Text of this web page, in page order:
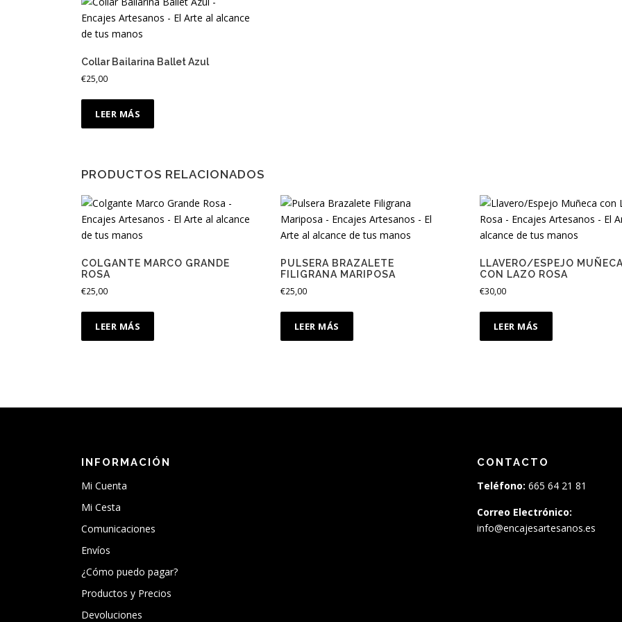
Collar Bailarina Ballet Azul
€25,00
LEER MÁS
PRODUCTOS RELACIONADOS
COLGANTE MARCO GRANDE
ROSA
€25,00
LEER MÁS
PULSERA BRAZALETE
FILIGRANA MARIPOSA
€25,00
LEER MÁS
LLAVERO/ESPEJO
CON LAZO ROSA
€30,00
LEER MÁS
INFORMACIÓN
Mi Cuenta
Mi Cesta
Comunicaciones
Envíos
¿Cómo puedo pagar?
Productos y Precios
Devoluciones
CONTACTO
Teléfono: 665 64 21 81
Correo Electrónico:
info@encajesartesanos.es